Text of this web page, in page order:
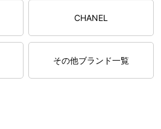
CHANEL
その他ブランド一覧